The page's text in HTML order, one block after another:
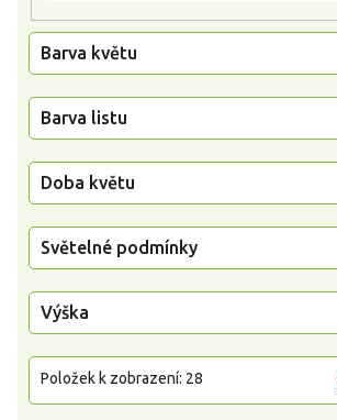
Barva květu
Barva listu
Doba květu
Světelné podmínky
Výška
Položek k zobrazení: 28